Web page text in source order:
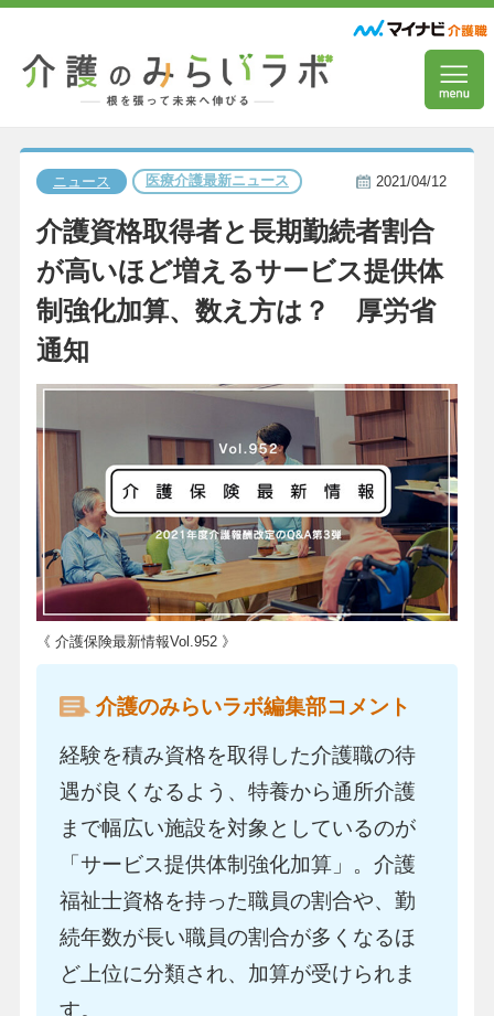
ニュース 医療介護最新ニュース 2021/04/12
介護資格取得者と長期勤続者割合
が高いほど増えるサービス提供体
制強化加算、数え方は？ 厚労省
通知
《 介護保険最新情報Vol.952 》
介護のみらいラボ編集部コメント
経験を積み資格を取得した介護職の待
遇が良くなるよう、特養から通所介護
まで幅広い施設を対象としているのが
「サービス提供体制強化加算」。介護
福祉士資格を持った職員の割合や、勤
続年数が長い職員の割合が多くなるほ
ど上位に分類され、加算が受けられま
す。